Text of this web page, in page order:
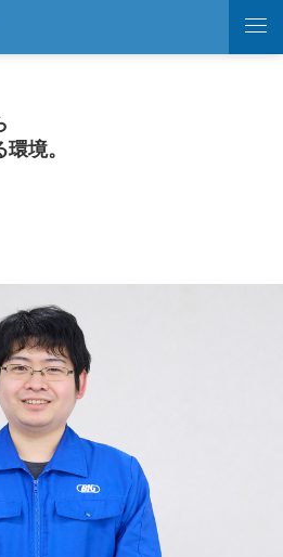
境。